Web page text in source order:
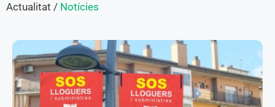
Actualitat / Notícies